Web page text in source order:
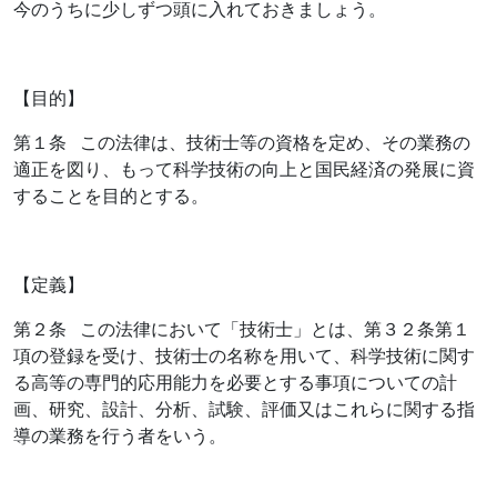
今のうちに少しずつ頭に入れておきましょう。
【目的】
第１条 この法律は、技術士等の資格を定め、その業務の
適正を図り、もって科学技術の向上と国民経済の発展に資
することを目的とする。
【定義】
第２条 この法律において「技術士」とは、第３２条第１
項の登録を受け、技術士の名称を用いて、科学技術に関す
る高等の専門的応用能力を必要とする事項についての計
画、研究、設計、分析、試験、評価又はこれらに関する指
導の業務を行う者をいう。